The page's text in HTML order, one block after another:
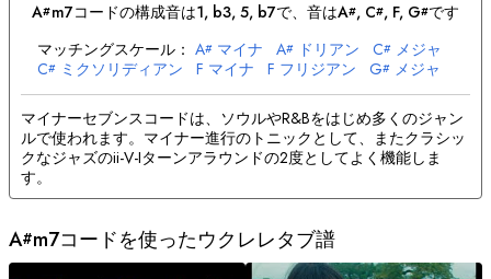
A#m7コードの構成音は1, b3, 5, b7で、音はA#, C#, F, G#です
マッチングスケール： A# マイナ A# ドリアン C# メジャ
C# ミクソリディアン F マイナ F フリジアン G# メジャ
G ドリアン
マイナーセブンスコードは、ソウルやR&Bをはじめ多くのジャン
ルで使われます。マイナー進行のトニックとして、またクラシッ
クなジャズのii-V-Iターンアラウンドの2度としてよく機能しま
す。
A#m7コードを使ったウクレレタブ譜